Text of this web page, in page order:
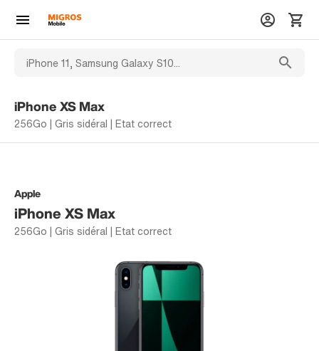
iPhone XS Max
256Go | Gris sidéral | Etat correct
Apple
iPhone XS Max
256Go | Gris sidéral | Etat correct